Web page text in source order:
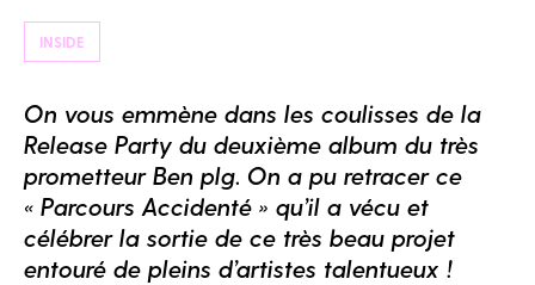
INSIDE
On vous emmène dans les coulisses de la
Release Party du deuxième album du très
prometteur Ben plg. On a pu retracer ce
« Parcours Accidenté » qu’il a vécu et
célébrer la sortie de ce très beau projet
entouré de pleins d’artistes talentueux !